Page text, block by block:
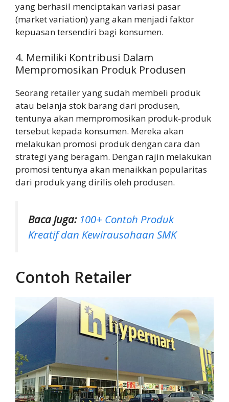
yang berhasil menciptakan variasi pasar
(market variation) yang akan menjadi faktor
kepuasan tersendiri bagi konsumen.
4. Memiliki Kontribusi Dalam
Mempromosikan Produk Produsen
Seorang retailer yang sudah membeli produk
atau belanja stok barang dari produsen,
tentunya akan mempromosikan produk-produk
tersebut kepada konsumen. Mereka akan
melakukan promosi produk dengan cara dan
strategi yang beragam. Dengan rajin melakukan
promosi tentunya akan menaikkan popularitas
dari produk yang dirilis oleh produsen.
Baca juga: 100+ Contoh Produk
Kreatif dan Kewirausahaan SMK
Contoh Retailer